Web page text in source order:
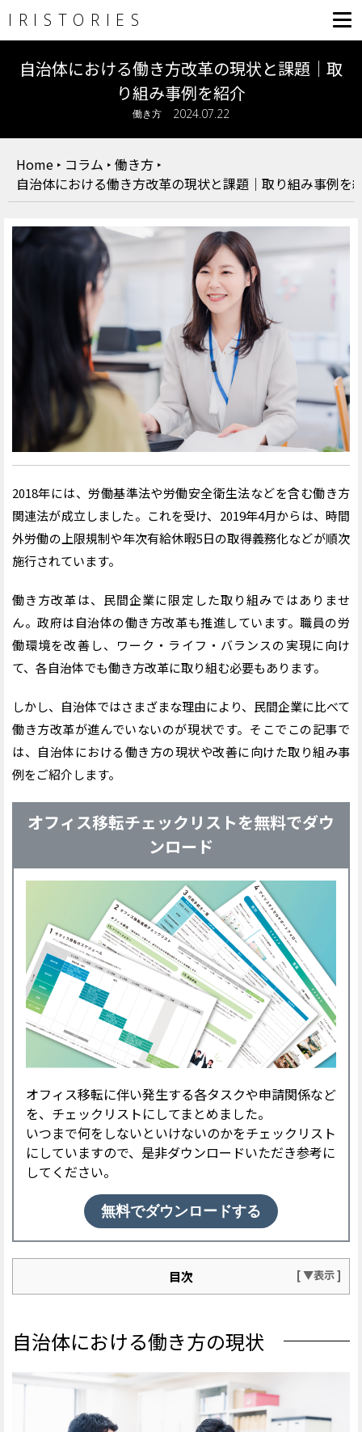
IRISTORIES
自治体における働き方改革の現状と課題｜取
り組み事例を紹介
働き方 2024.07.22
Home ‣ コラム ‣ 働き方 ‣
自治体における働き方改革の現状と課題｜取り組み事例を
2018年には、労働基準法や労働安全衛生法などを含む働き方
関連法が成立しました。これを受け、2019年4月からは、時間
外労働の上限規制や年次有給休暇5日の取得義務化などが順次
施行されています。
働き方改革は、民間企業に限定した取り組みではありませ
ん。政府は自治体の働き方改革も推進しています。職員の労
働環境を改善し、ワーク・ライフ・バランスの実現に向け
て、各自治体でも働き方改革に取り組む必要もあります。
しかし、自治体ではさまざまな理由により、民間企業に比べて
働き方改革が進んでいないのが現状です。そこでこの記事で
は、自治体における働き方の現状や改善に向けた取り組み事
例をご紹介します。
オフィス移転チェックリストを無料でダウ
ンロード
オフィス移転に伴い発生する各タスクや申請関係など
を、チェックリストにしてまとめました。
いつまで何をしないといけないのかをチェックリスト
にしていますので、是非ダウンロードいただき参考に
してください。
無料でダウンロードする
目次
◾️働き方の自由度が低い
◾️育児休業の取得率は民間企業よりも高い
◾️テレワークは実施されていないケースが多い
自治体の働き方改革が進まない理由
自治体における働き方の現状